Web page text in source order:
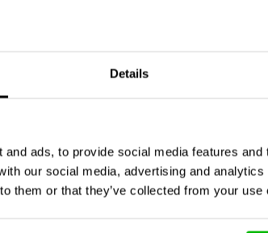
Details
ads, to provide social media features
our social media, advertising and
them or that they’ve collected from your
µF | 3% | 400 V
10+ Op voorraad
ClarityCapMR |
Vergelijk